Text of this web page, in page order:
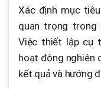
Xác định mục
quan trọng trong
Việc thiết lập cụ
hoạt động nghiên
kết quả và hướng